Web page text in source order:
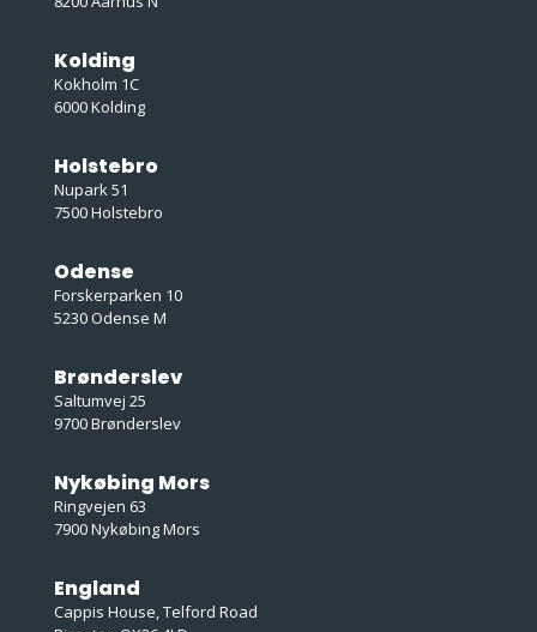
Kolding
Kokholm 1C
6000 Kolding
Holstebro
Nupark 51
7500 Holstebro
Odense
Forskerparken 10
5230 Odense M
Brønderslev
Saltumvej 25
9700 Brønderslev
Nykøbing Mors
Ringvejen 63
7900 Nykøbing Mors
England
Cappis House, Telford Road